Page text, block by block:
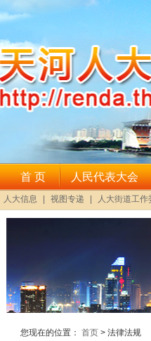
您现在的位置： 首页 > 法律法规